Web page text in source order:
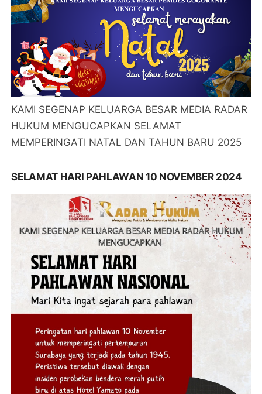
KAMI SEGENAP KELUARGA BESAR MEDIA RADAR
HUKUM MENGUCAPKAN SELAMAT
MEMPERINGATI NATAL DAN TAHUN BARU 2025
SELAMAT HARI PAHLAWAN 10 NOVEMBER 2024